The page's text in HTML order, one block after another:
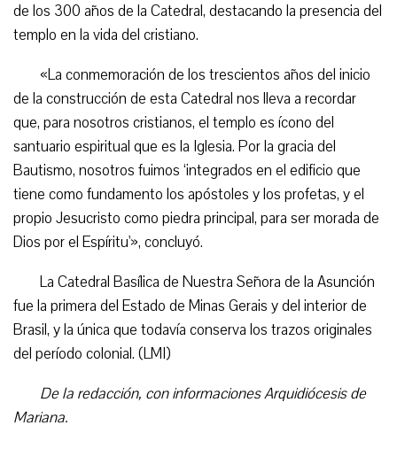
de los 300 años de la Catedral, destacando la presencia del
templo en la vida del cristiano.
«La conmemoración de los trescientos años del inicio
de la construcción de esta Catedral nos lleva a recordar
que, para nosotros cristianos, el templo es ícono del
santuario espiritual que es la Iglesia. Por la gracia del
Bautismo, nosotros fuimos ‘integrados en el edificio que
tiene como fundamento los apóstoles y los profetas, y el
propio Jesucristo como piedra principal, para ser morada de
Dios por el Espíritu'», concluyó.
La Catedral Basílica de Nuestra Señora de la Asunción
fue la primera del Estado de Minas Gerais y del interior de
Brasil, y la única que todavía conserva los trazos originales
del período colonial. (LMI)
De la redacción, con informaciones Arquidiócesis de
Mariana.